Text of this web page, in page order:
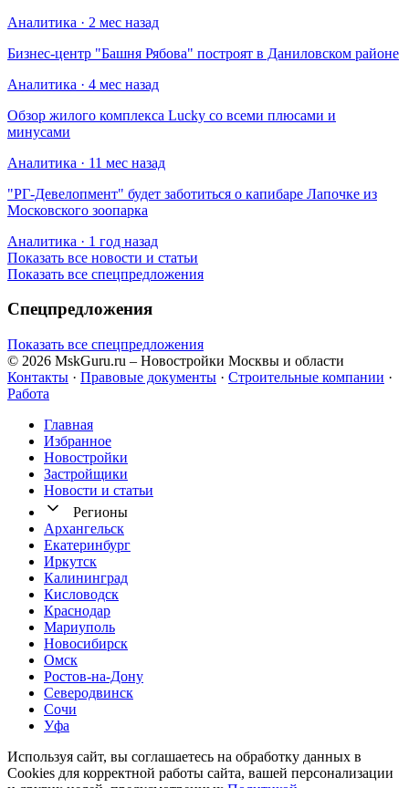
Аналитика · 2 мес назад
Бизнес-центр "Башня Рябова" построят в Даниловском районе
Аналитика · 4 мес назад
Обзор жилого комплекса Lucky со всеми плюсами и
минусами
Аналитика · 11 мес назад
​"РГ-Девелопмент" будет заботиться о капибаре Лапочке из
Московского зоопарка
Аналитика · 1 год назад
Показать все новости и статьи
Показать все спецпредложения
Спецпредложения
Показать все спецпредложения
© 2026 MskGuru.ru – Новостройки Москвы и области
Контакты · Правовые документы · Строительные компании ·
Работа
Главная
Избранное
Новостр ойки
Застройщики
Новости и статьи
Регионы
Архангельск
Екатеринбург
Иркутск
Калининград
Кисловодск
Краснодар
Мариуполь
Новосибирск
Омск
Ростов-на-Дону
Северодвинск
Сочи
Уфа
Используя сайт, вы соглашаетесь на обработку данных в
Cookies для корректной работы сайта, вашей персонализации